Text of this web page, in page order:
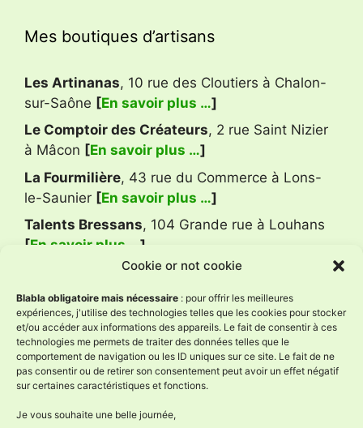
Cookie or not cookie
Blabla obligatoire mais nécessaire : pour offrir les meilleures
expériences, j'utilise des technologies telles que les cookies pour stocker
et/ou accéder aux informations des appareils. Le fait de consentir à ces
technologies me permets de traiter des données telles que le
comportement de navigation ou les ID uniques sur ce site. Le fait de ne
pas consentir ou de retirer son consentement peut avoir un effet négatif
sur certaines caractéristiques et fonctions.
Je vous souhaite une belle journée,
Mes boutiques d’artisans
Les Artinanas, 10 rue des Cloutiers à Chalon-
sur-Saône [En savoir plus …]
Le Comptoir des Créateurs, 2 rue Saint Nizier
à Mâcon [En savoir plus …]
La Fourmilière, 43 rue du Commerce à Lons-
le-Saunier [En savoir plus …]
Talents Bressans, 104 Grande rue à Louhans
[En savoir plus … ]
Avis Google
L'Âne à Nath
4.9
Basé sur 58 avis
powered byG oogle
évaluez-nous sur